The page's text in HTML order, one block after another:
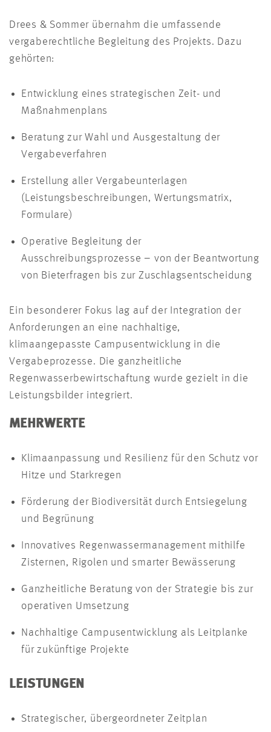
Drees & Sommer übernahm die umfassende
vergaberechtliche Begleitung des Projekts. Dazu
gehörten:
Entwicklung eines strategischen Zeit- und
Maßnahmenplans
Beratung zur Wahl und Ausgestaltung der
Vergabeverfahren
Erstellung aller Vergabeunterlagen
(Leistungsbeschreibungen, Wertungsmatrix,
Formulare)
Operative Begleitung der
Ausschreibungsprozesse – von der Beantwortung
von Bieterfragen bis zur Zuschlagsentscheidung
Ein besonderer Fokus lag auf der Integration der
Anforderungen an eine nachhaltige,
klimaangepasste Campusentwicklung in die
Vergabeprozesse. Die ganzheitliche
Regenwasserbewirtschaftung wurde gezielt in die
Leistungsbilder integriert.
MEHRWERTE
Klimaanpassung und Resilienz für den Schutz vor
Hitze und Starkregen
Förderung der Biodiversität durch Entsiegelung
und Begrünung
Innovatives Regenwassermanagement mithilfe
Zisternen, Rigolen und smarter Bewässerung
Ganzheitliche Beratung von der Strategie bis zur
operativen Umsetzung
Nachhaltige Campusentwicklung als Leitplanke
für zukünftige Projekte
LEISTUNGEN
Strategischer, übergeordneter Zeitplan